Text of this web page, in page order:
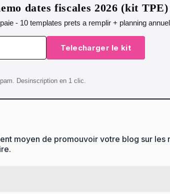
dates fiscales 2026 (kit TPE)
- 10 templates prets a remplir + planning
Telecharger le kit
Desinscription en 1 clic.
moyen de promouvoir votre blog sur les